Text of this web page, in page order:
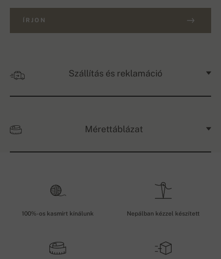
ÍRJON
Szállítás és reklamáció
Mérettáblázat
100%-os kasmírt kínálunk Nepálban kézzel készített